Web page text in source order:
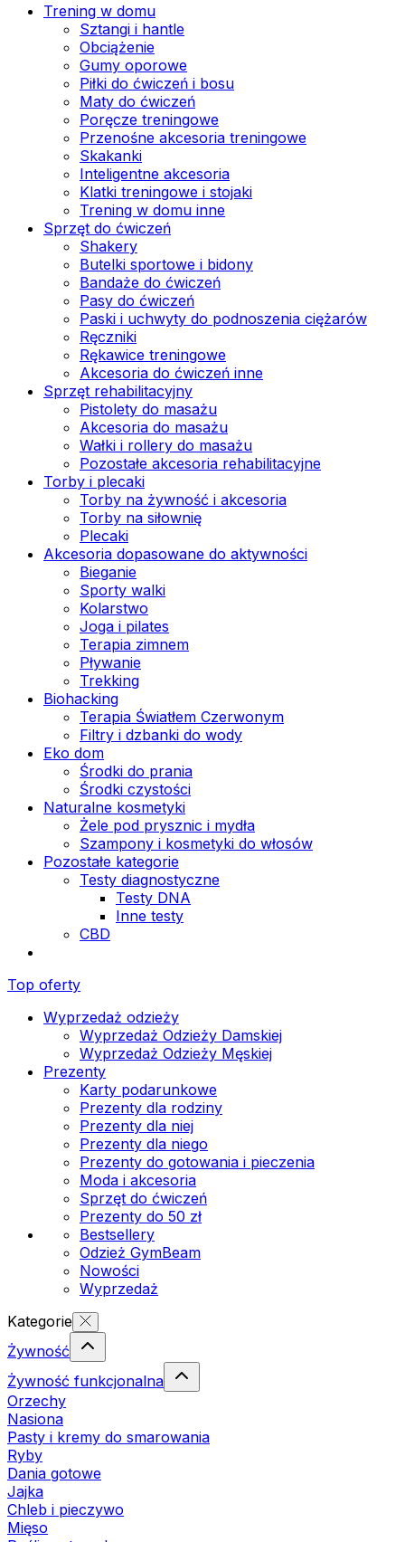
Trening w domu
Sztangi i hantle
Obciążenie
Gumy oporowe
Piłki do ćwiczeń i bosu
Maty do ćwiczeń
Poręcze treningowe
Przenośne akcesoria treningowe
Skakanki
Inteligentne akcesoria
Klatki treningowe i stojaki
Trening w domu inne
Sprzęt do ćwiczeń
Shakery
Butelki sportowe i bidony
Bandaże do ćwiczeń
Pasy do ćwiczeń
Paski i uchwyty do podnoszenia ciężarów
Ręczniki
Rękawice treningowe
Akcesoria do ćwiczeń inne
Sprzęt rehabilitacyjny
Pistolety do masażu
Akcesoria do masażu
Wałki i rollery do masażu
Pozostałe akcesoria rehabilitacyjne
Torby i plecaki
Torby na żywność i akcesoria
Torby na siłownię
Plecaki
Akcesoria dopasowane do aktywności
Bieganie
Sporty walki
Kolarstwo
Joga i pilates
Terapia zimnem
Pływanie
Trekking
Biohacking
Terapia Światłem Czerwonym
Filtry i dzbanki do wody
Eko dom
Środki do prania
Środki czystości
Naturalne kosmetyki
Żele pod prysznic i mydła
Szampony i kosmetyki do włosów
Pozostałe kategorie
Testy diagnostyczne
Testy DNA
Inne testy
CBD
Top oferty
Wyprzedaż odzieży
Wyprzedaż Odzieży Damskiej
Wyprzedaż Odzieży Męskiej
Prezenty
Karty podarunkowe
Prezenty dla rodziny
Prezenty dla niej
Prezenty dla niego
Prezenty do gotowania i pieczenia
Moda i akcesoria
Sprzęt do ćwiczeń
Prezenty do 50 zł
Bestsellery
Odzież GymBeam
Nowości
Wyprzedaż
Kategorie
Żywność
Żywność funkcjonalna
Orzechy
Nasiona
Pasty i kremy do smarowania
Ryby
Dania gotowe
Jajka
Chleb i pieczywo
Mięso